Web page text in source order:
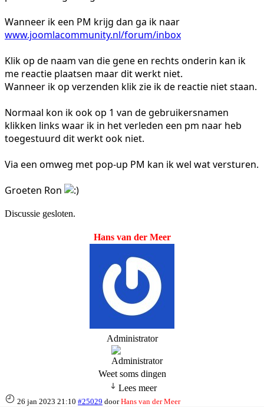
Wanneer ik een PM krijg dan ga ik naar
www.joomlacommunity.nl/forum/inbox
Klik op de naam van die gene en rechts onderin kan ik
me reactie plaatsen maar dit werkt niet.
Wanneer ik op verzenden klik zie ik de reactie niet staan.
Normaal kon ik ook op 1 van de gebruikersnamen
klikken links waar ik in het verleden een pm naar heb
toegestuurd dit werkt ook niet.
Via een omweg met pop-up PM kan ik wel wat versturen.
Groeten Ron
Discussie gesloten.
Hans van der Meer
Administrator
Weet soms dingen
Lees meer
26 jan 2023 21:10 #25029 doorHans van der Meer